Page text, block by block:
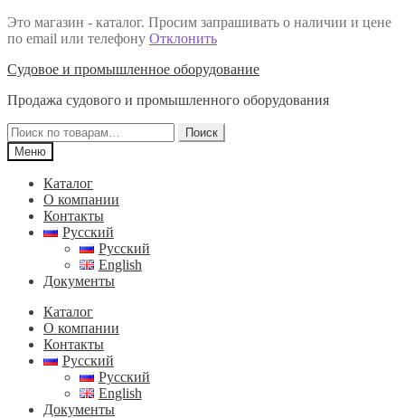
Это магазин - каталог. Просим запрашивать о наличии и цене
по email или телефону Отклонить
Перейти
навигации
Перейти
содержимому
Судовое и промышленное оборудование
Продажа судового и промышленного оборудования
Искать:
Поиск
Меню
Каталог
О компании
Контакты
Русский
Русский
English
Документы
Каталог
О компании
Контакты
Русский
Русский
English
Документы